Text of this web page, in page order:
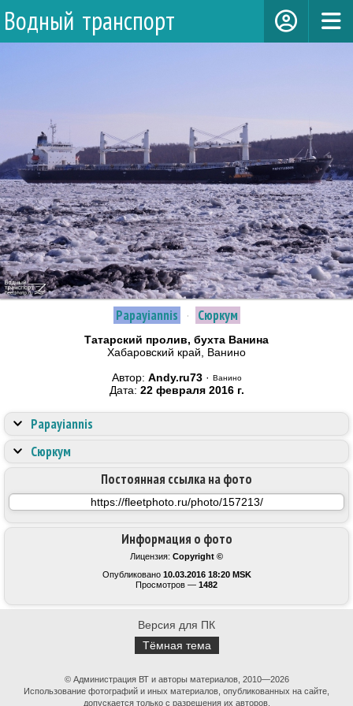
Водный транспорт
Papayiannis · Сюркум
Татарский пролив, бухта Ванина
Хабаровский край, Ванино
Автор: Andy.ru73· Ванино
Дата: 22 февраля 2016 г.
Информация о фото
Лицензия: Copyright ©
Опубликовано 10.03.2016 18:20 MSK
Просмотров — 1482
Постоянная ссылка на фото
Papayiannis
Сюркум
Версия для ПК
Тёмная тема
© Администрация ВТ и авторы материалов, 2010—2026
Использование фотографий и иных материалов, опубликованных на сайте,
допускается только с разрешения их авторов.